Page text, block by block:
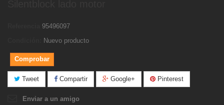
95496097
Nuevo producto
Comprobar
Tweet Compartir Google+ Pinterest
Enviar a un amigo